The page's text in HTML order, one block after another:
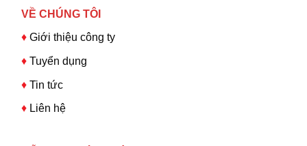
VỀ CHÚNG TÔI
♦ Giới thiệu công ty
♦Tuyển dụng
♦ Tin tức
♦ Liên hệ